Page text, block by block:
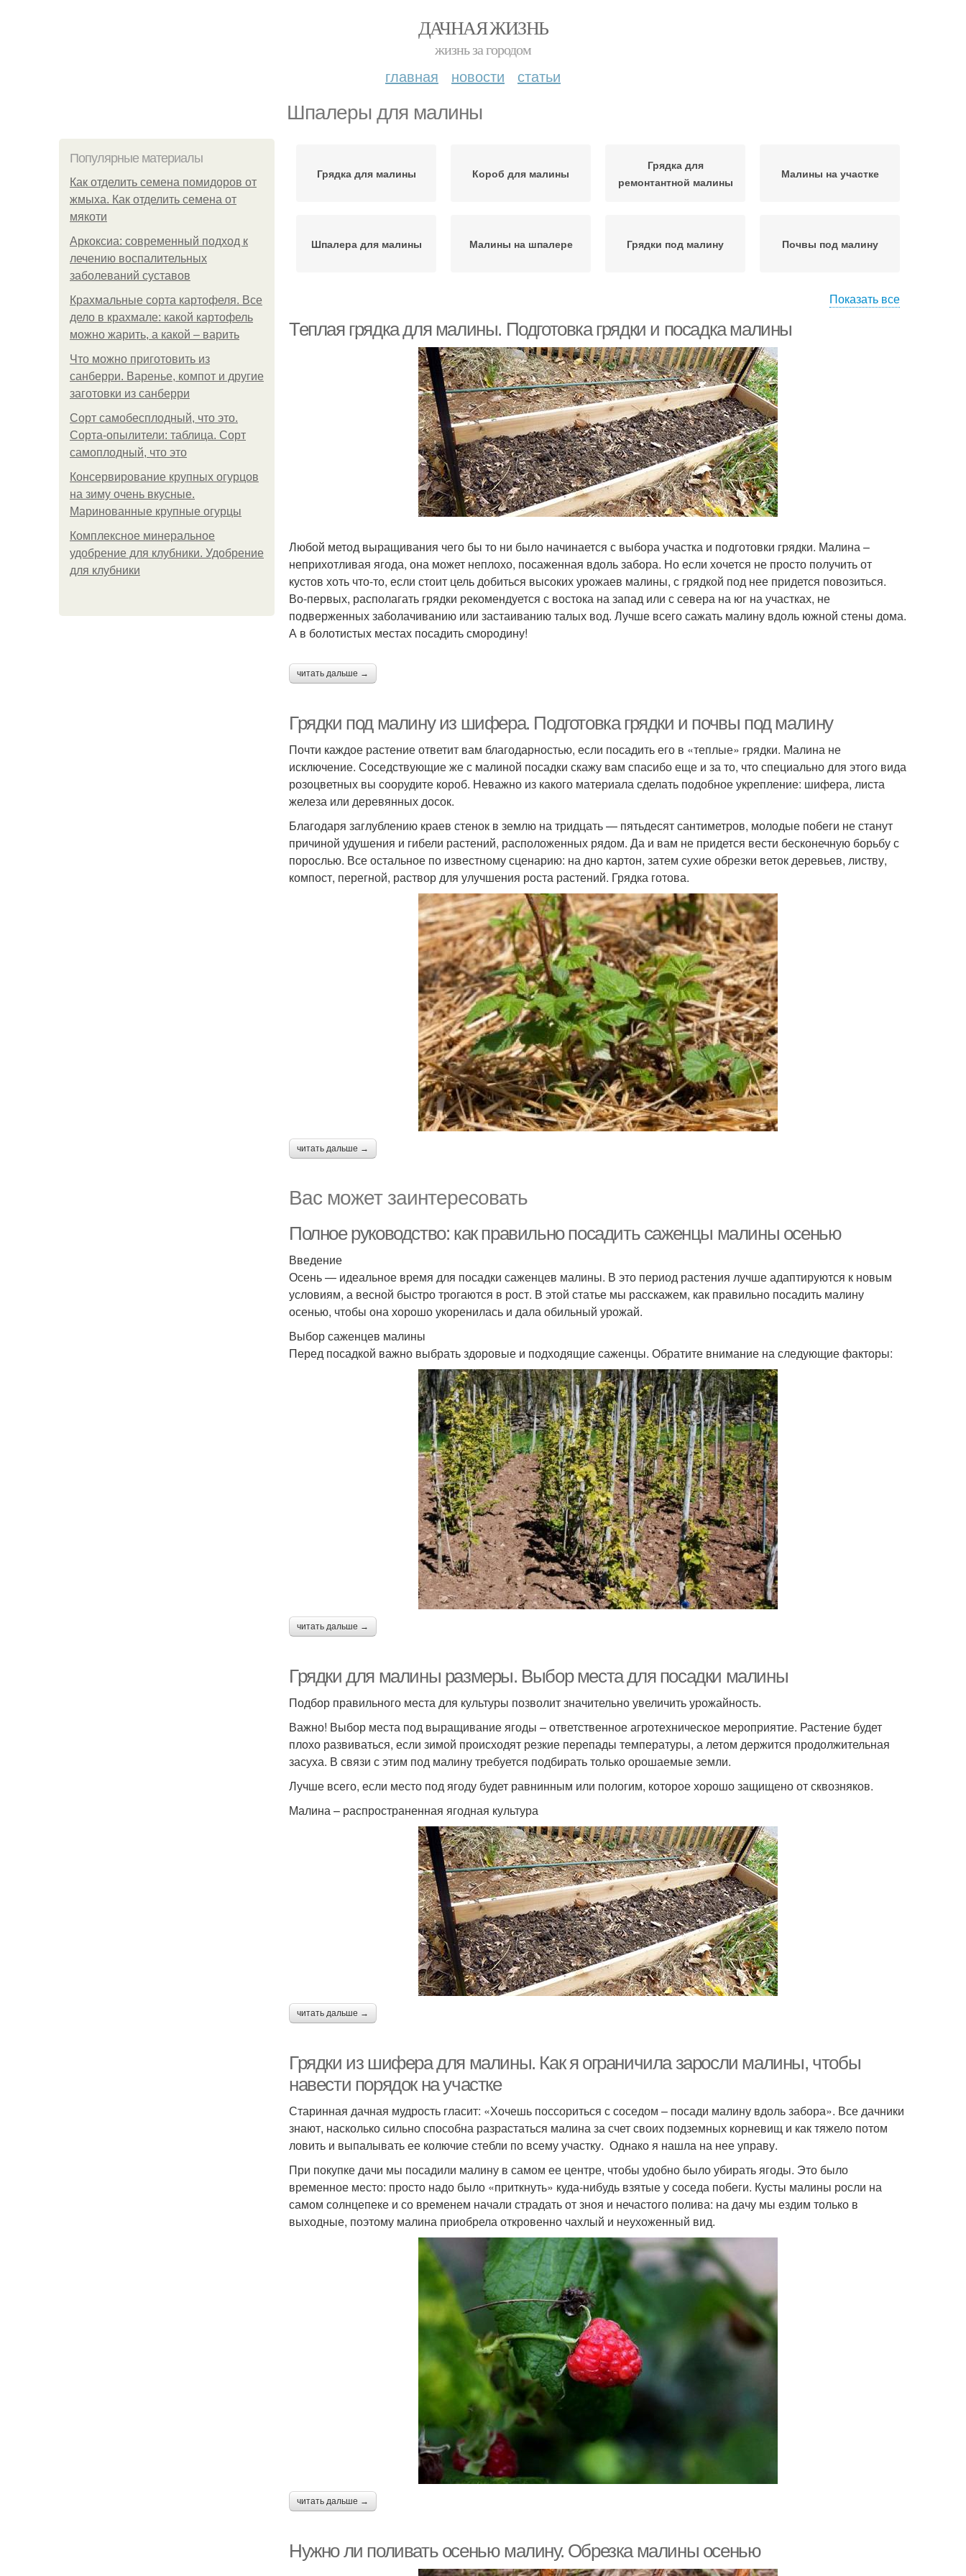
ДАЧНАЯ ЖИЗНЬ
жизнь за городом
главная новости статьи
Шпалеры для малины
Популярные материалы
Как отделить семена помидоров от
жмыха. Как отделить семена от
мякоти
Аркоксиа: современный подход к
лечению воспалительных
заболеваний суставов
Крахмальные сорта картофеля. Все
дело в крахмале: какой картофель
можно жарить, а какой – варить
Что можно приготовить из
санберри. Варенье, компот и другие
заготовки из санберри
Сорт самобесплодный, что это.
Сорта-опылители: таблица. Сорт
самоплодный, что это
Консервирование крупных огурцов
на зиму очень вкусные.
Маринованные крупные огурцы
Комплексное минеральное
удобрение для клубники. Удобрение
для клубники
Грядка для малины Короб для малины
Грядка для
ремонтантной малины
Малины на участке
Шпалера для малины Малины на шпалере Грядки под малину Почвы под малину
выращивания
Показать все
Теплая грядка для малины. Подготовка грядки и посадка малины
Любой метод выращивания чего бы то ни было начинается с выбора участка и подготовки грядки. Малина –
неприхотливая ягода, она может неплохо, посаженная вдоль забора. Но если хочется не просто получить от
кустов хоть что-то, если стоит цель добиться высоких урожаев малины, с грядкой под нее придется повозиться.
Во-первых, располагать грядки рекомендуется с востока на запад или с севера на юг на участках, не
подверженных заболачиванию или застаиванию талых вод. Лучше всего сажать малину вдоль южной стены дома.
А в болотистых местах посадить смородину!
читать дальше →
Грядки под малину из шифера. Подготовка грядки и почвы под малину
Почти каждое растение ответит вам благодарностью, если посадить его в «теплые» грядки. Малина не
исключение. Соседствующие же с малиной посадки скажу вам спасибо еще и за то, что специально для этого вида
розоцветных вы соорудите короб. Неважно из какого материала сделать подобное укрепление: шифера, листа
железа или деревянных досок.
Благодаря заглублению краев стенок в землю на тридцать — пятьдесят сантиметров, молодые побеги не станут
причиной удушения и гибели растений, расположенных рядом. Да и вам не придется вести бесконечную борьбу с
порослью. Все остальное по известному сценарию: на дно картон, затем сухие обрезки веток деревьев, листву,
компост, перегной, раствор для улучшения роста растений. Грядка готова.
читать дальше →
Вас может заинтересовать
Полное руководство: как правильно посадить саженцы малины осенью
Введение
Осень — идеальное время для посадки саженцев малины. В это период растения лучше адаптируются к новым
условиям, а весной быстро трогаются в рост. В этой статье мы расскажем, как правильно посадить малину
осенью, чтобы она хорошо укоренилась и дала обильный урожай.
Выбор саженцев малины
Перед посадкой важно выбрать здоровые и подходящие саженцы. Обратите внимание на следующие факторы:
читать дальше →
Грядки для малины размеры. Выбор места для посадки малины
Подбор правильного места для культуры позволит значительно увеличить урожайность.
Важно! Выбор места под выращивание ягоды – ответственное агротехническое мероприятие. Растение будет
плохо развиваться, если зимой происходят резкие перепады температуры, а летом держится продолжительная
засуха. В связи с этим под малину требуется подбирать только орошаемые земли.
Лучше всего, если место под ягоду будет равнинным или пологим, которое хорошо защищено от сквозняков.
Малина – распространенная ягодная культура
читать дальше →
Грядки из шифера для малины. Как я ограничила заросли малины, чтобы
навести порядок на участке
Старинная дачная мудрость гласит: «Хочешь поссориться с соседом – посади малину вдоль забора». Все дачники
знают, насколько сильно способна разрастаться малина за счет своих подземных корневищ и как тяжело потом
ловить и выпалывать ее колючие стебли по всему участку. Однако я нашла на нее управу.
При покупке дачи мы посадили малину в самом ее центре, чтобы удобно было убирать ягоды. Это было
временное место: просто надо было «приткнуть» куда-нибудь взятые у соседа побеги. Кусты малины росли на
самом солнцепеке и со временем начали страдать от зноя и нечастого полива: на дачу мы ездим только в
выходные, поэтому малина приобрела откровенно чахлый и неухоженный вид.
читать дальше →
Нужно ли поливать осенью малину. Обрезка малины осенью